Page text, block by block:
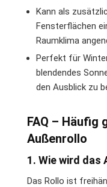
Kann als
Fensterflächen
Raumklima
Perfekt für
blendendes
den Ausblick zu
FAQ – Häufig
Außenrollo
1. Wie wird
Das Rollo ist